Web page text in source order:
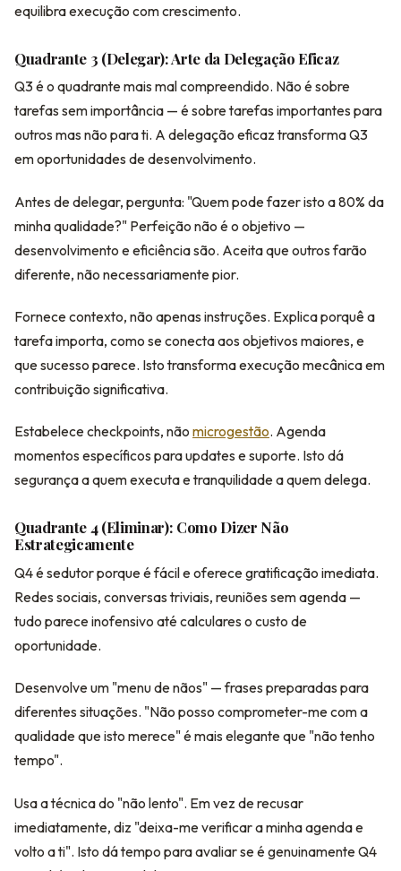
equilibra execução com crescimento.
Quadrante 3 (Delegar): Arte da Delegação Eficaz
Q3 é o quadrante mais mal compreendido. Não é sobre
tarefas sem importância — é sobre tarefas importantes para
outros mas não para ti. A delegação eficaz transforma Q3
em oportunidades de desenvolvimento.
Antes de delegar, pergunta: "Quem pode fazer isto a 80% da
minha qualidade?" Perfeição não é o objetivo —
desenvolvimento e eficiência são. Aceita que outros farão
diferente, não necessariamente pior.
Fornece contexto, não apenas instruções. Explica porquê a
tarefa importa, como se conecta aos objetivos maiores, e
que sucesso parece. Isto transforma execução mecânica em
contribuição significativa.
Estabelece checkpoints, não microgestão. Agenda
momentos específicos para updates e suporte. Isto dá
segurança a quem executa e tranquilidade a quem delega.
Quadrante 4 (Eliminar): Como Dizer Não
Estrategicamente
Q4 é sedutor porque é fácil e oferece gratificação imediata.
Redes sociais, conversas triviais, reuniões sem agenda —
tudo parece inofensivo até calculares o custo de
oportunidade.
Desenvolve um "menu de nãos" — frases preparadas para
diferentes situações. "Não posso comprometer-me com a
qualidade que isto merece" é mais elegante que "não tenho
tempo".
Usa a técnica do "não lento". Em vez de recusar
imediatamente, diz "deixa-me verificar a minha agenda e
volto a ti". Isto dá tempo para avaliar se é genuinamente Q4